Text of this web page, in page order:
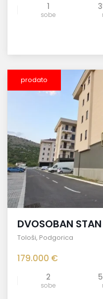
1
sobe
prodato
DVOSOBAN
Tološi, Podgorica
179.000 €
2
sobe